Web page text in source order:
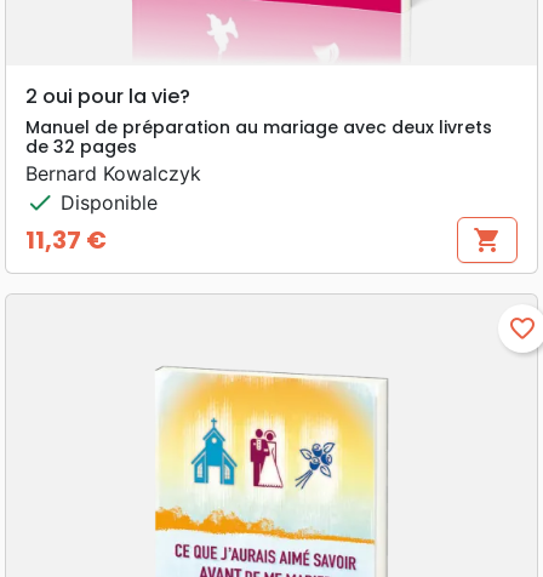
2 oui pour la vie?
Manuel de préparation au mariage avec deux livrets
de 32 pages
Bernard Kowalczyk
check Disponible
Prix
11,37 € shopping_cart
favorite_border